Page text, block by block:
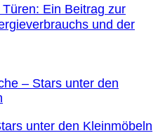
Ein Beitrag zur
und der
unter den Kleinmöbeln